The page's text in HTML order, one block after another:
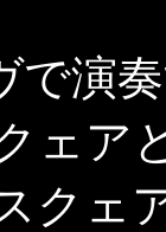
で演
ェア
クェ